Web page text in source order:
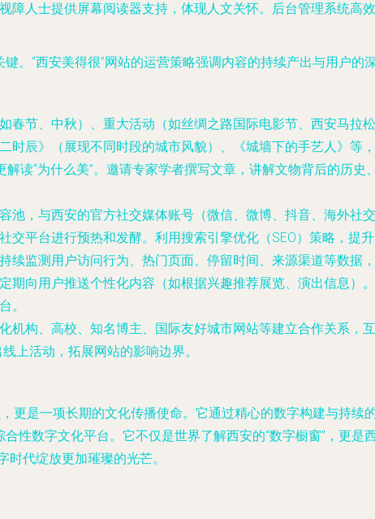
障人士提供屏幕阅读器支持，体现人文关怀。后台管理系统高
。“西安美得很”网站的运营策略强调内容的持续产出与用户的深
春节、中秋）、重大活动（如丝绸之路国际电影节、西安马拉
时辰》（展现不同时段的城市风貌）、《城墙下的手艺人》等
解读“为什么美”。邀请专家学者撰写文章，讲解文物背后的历
池，与西安的官方社交媒体账号（微信、微博、抖音、海外
交平台进行预热和发酵。利用搜索引擎优化（SEO）策略，提
续监测用户访问行为、热门页面、停留时间、来源渠道等数
期向用户推送个性化内容（如根据兴趣推荐展览、演出信息）
。
机构、高校、知名博主、国际友好城市网站等建立合作关系，
上活动，拓展网站的影响边界。
更是一项长期的文化传播使命。它通过精心的数字构建与持
性数字文化平台。它不仅是世界了解西安的“数字橱窗”，更是
时代绽放更加璀璨的光芒。